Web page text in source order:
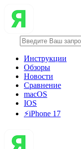
Инструкции
Обзоры
Новости
Сравнение
macOS
IOS
⚡️iPhone 17